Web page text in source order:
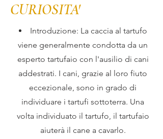
CURIOSITA'
Introduzione: ​La caccia al tartufo
viene generalmente condotta da un
esperto tartufaio con l'ausilio di cani
addestrati. I cani, grazie al loro fiuto
eccezionale, sono in grado di
individuare i tartufi sottoterra. Una
volta individuato il tartufo, il tartufaio
aiuterà il cane a cavarlo.